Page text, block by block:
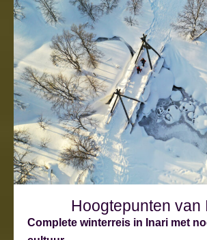
Hoogtepunten van
Complete winterreis in Inari met